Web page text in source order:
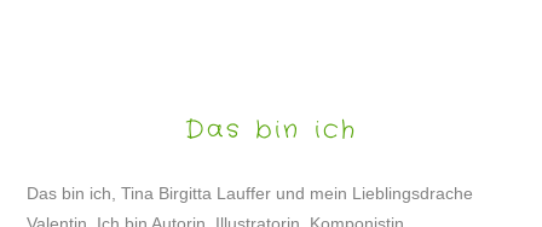
Das bin ich
Das bin ich, Tina Birgitta Lauffer und mein Lieblingsdrache